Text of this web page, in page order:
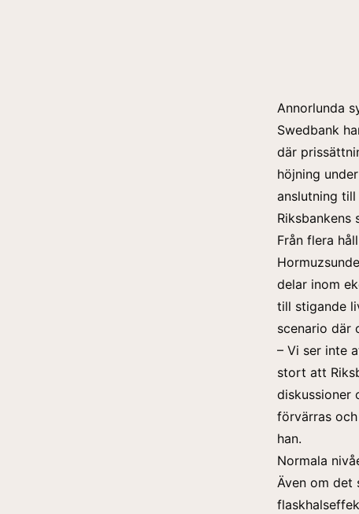
Annorlunda
Swedbank
där
höjning
anslutning
Riksbankens
Från flera
delar inom
till stigande
scenario där
– Vi ser inte
stort att
diskussioner
förvärras
han.
Normala
Även om det